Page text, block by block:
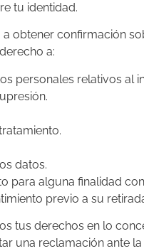
tu identidad.
obtener confirmación
a:
personales relativos al
datos.
para alguna finalidad
previo a su
tus derechos en lo
una reclamación ante